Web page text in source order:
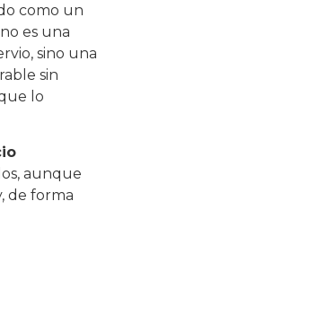
como un
es una
sino una
sin
lo
aunque
de forma